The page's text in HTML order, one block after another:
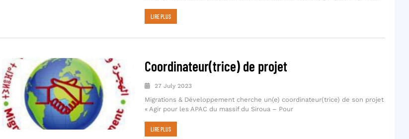
LIRE PLUS
Coordinateur(trice) de projet
27 July 2023
Migrations & Développement cherche un(e) coordinateur(trice) de son projet
« Agir pour les APAC du massif du Siroua – Pour
LIRE PLUS